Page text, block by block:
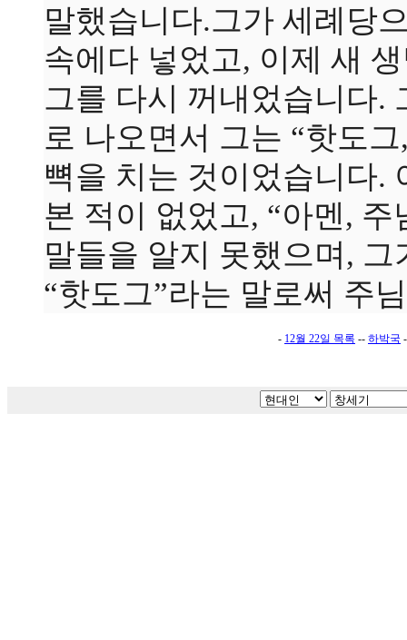
말했습니다.그가 세례당
속에다 넣었고, 이제 새
그를 다시 꺼내었습니다.
로 나오면서 그는 “핫도
뼉을 치는 것이었습니다.
본 적이 없었고, “아멘,
말들을 알지 못했으며,
“핫도그”라는 말로써 주
- 12월 22일 목록 -- 하박국